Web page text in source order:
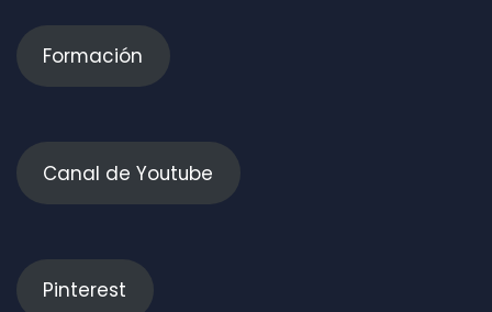
Formación
Canal de Youtube
Pinterest